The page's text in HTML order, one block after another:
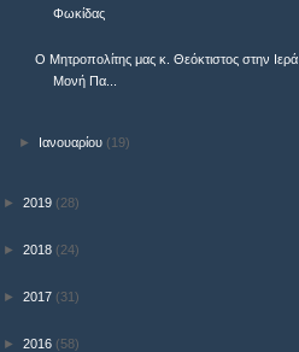
Φωκίδας
Ο Μητροπολίτης μας κ. Θεόκτιστος στην Ιερά
Μονή Πα...
► Ιανουαρίου (19)
► 2019 (28)
► 2018 (24)
► 2017 (31)
► 2016 (58)